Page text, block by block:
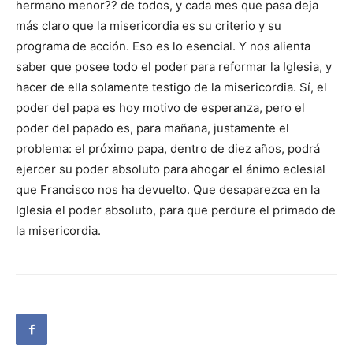
hermano menor?? de todos, y cada mes que pasa deja
más claro que la misericordia es su criterio y su
programa de acción. Eso es lo esencial. Y nos alienta
saber que posee todo el poder para reformar la Iglesia, y
hacer de ella solamente testigo de la misericordia. Sí, el
poder del papa es hoy motivo de esperanza, pero el
poder del papado es, para mañana, justamente el
problema: el próximo papa, dentro de diez años, podrá
ejercer su poder absoluto para ahogar el ánimo eclesial
que Francisco nos ha devuelto. Que desaparezca en la
Iglesia el poder absoluto, para que perdure el primado de
la misericordia.